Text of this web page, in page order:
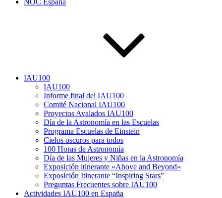
NOC España
IAU100
IAU100
Informe final del IAU100
Comité Nacional IAU100
Proyectos Avalados IAU100
Día de la Astronomía en las Escuelas
Programa Escuelas de Einstein
Cielos oscuros para todos
100 Horas de Astronomía
Día de las Mujeres y Niñas en la Astronomía
Exposición itinerante «Above and Beyond»
Exposición Itinerante “Inspiring Stars”
Preguntas Frecuentes sobre IAU100
Actividades IAU100 en España